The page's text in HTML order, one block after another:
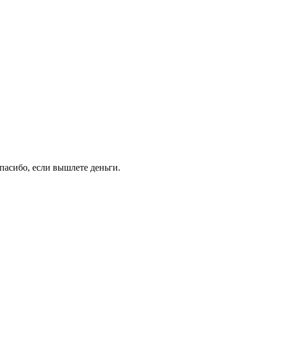
если вышлете деньги.